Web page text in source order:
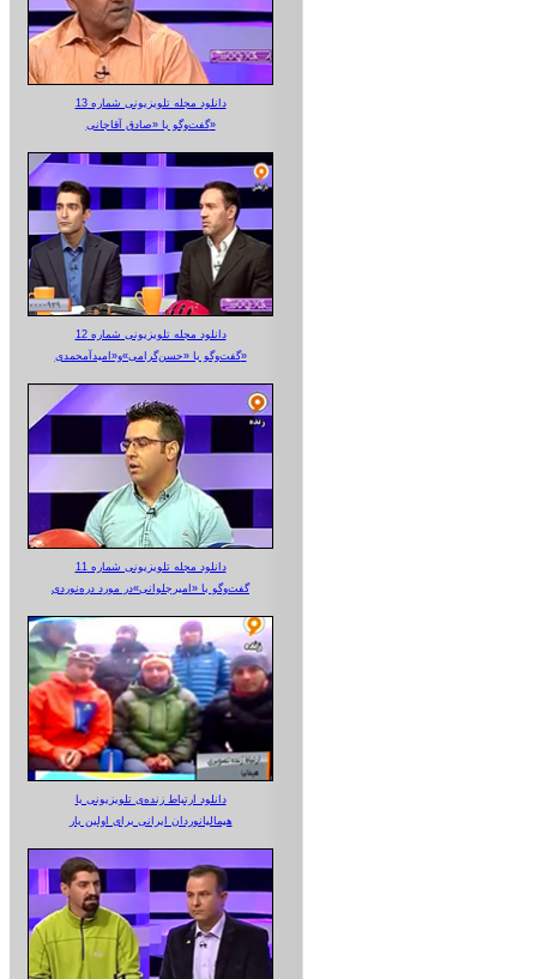
دانلود مجله تلویزیونی شماره 13
گفت‌وگو با «صادق آقاجانی»
دانلود مجله تلویزیونی شماره 12
گفت‌وگو با «حسن‌گرامی»و«امیدآمحمدی»
دانلود مجله تلویزیونی شماره 11
گفت‌وگو با «امیرجلوانی»در مورد دره‌نوردی
دانلود ارتباط زنده‌ی تلویزیونی‌ با
هیمالیانوردان ایرانی برای اولین بار